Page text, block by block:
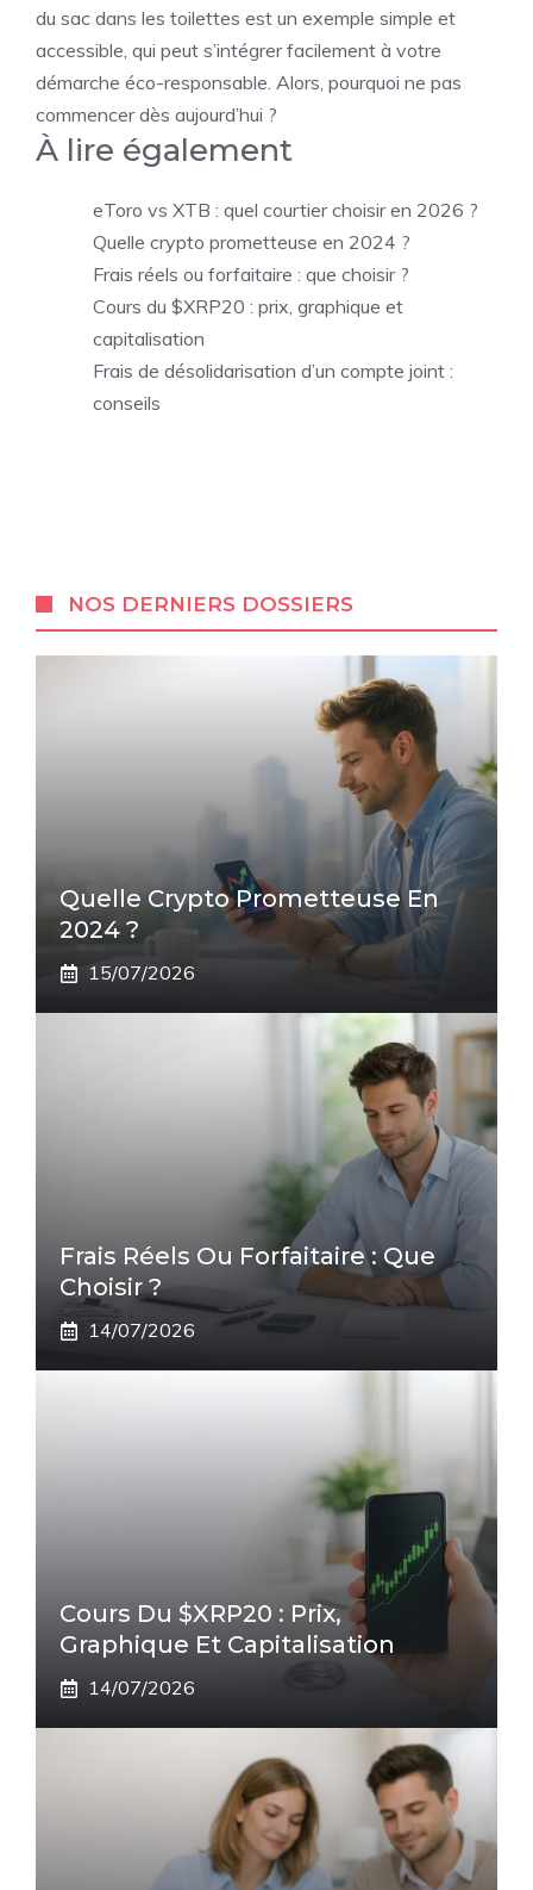
du sac dans les toilettes est un exemple simple et
accessible, qui peut s’intégrer facilement à votre
démarche éco-responsable. Alors, pourquoi ne pas
commencer dès aujourd’hui ?
À lire également
eToro vs XTB : quel courtier choisir en 2026 ?
Quelle crypto prometteuse en 2024 ?
Frais réels ou forfaitaire : que choisir ?
Cours du $XRP20 : prix, graphique et
capitalisation
Frais de désolidarisation d’un compte joint :
conseils
NOS DERNIERS DOSSIERS
Quelle Crypto Prometteuse En
2024 ?
15/07/2026
Frais Réels Ou Forfaitaire : Que
Choisir ?
14/07/2026
Cours Du $XRP20 : Prix,
Graphique Et Capitalisation
14/07/2026